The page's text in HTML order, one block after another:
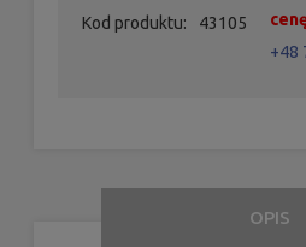
Kod produktu:
43105
+48
OPIS